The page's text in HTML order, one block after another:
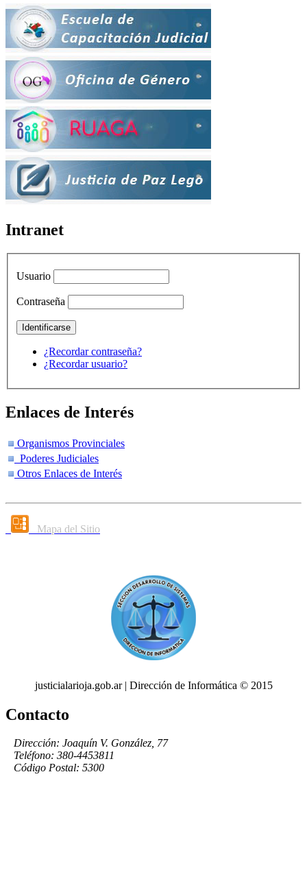
Intranet
Usuario
Contraseña
¿Recordar contraseña?
¿Recordar usuario?
Enlaces de Interés
Organismos Provinciales
Poderes Judiciales
Otros Enlaces de Interés
Mapa del Sitio
justicialarioja.gob.ar | Dirección de Informática © 2015
Contacto
Dirección: Joaquín V. González, 77
Teléfono: 380-4453811
Código Postal: 5300